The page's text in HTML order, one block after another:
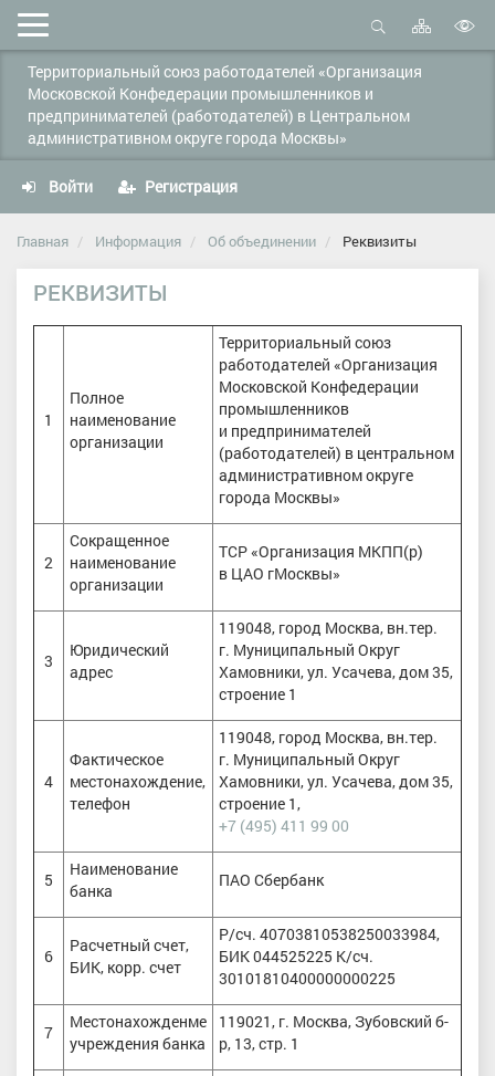
Мобильное
меню
Открыть
поиск
Карта
сайта
Территориальный союз работодателей «Организация
Московской Конфедерации промышленников и
предпринимателей (работодателей) в Центральном
административном округе города Москвы»
Войти Регистрация
Главная Информация Об объединении Реквизиты
РЕКВИЗИТЫ
1
Полное
наименование
организации
Территориальный союз
работодателей «Организация
Московской Конфедерации
промышленников
и предпринимателей
(работодателей) в центральном
административном округе
города Москвы»
2
Сокращенное
наименование
организации
ТСР «Организация МКПП(р)
в ЦАО гМосквы»
3
Юридический
адрес
119048, город Москва, вн.тер.
г. Муниципальный Округ
Хамовники, ул. Усачева, дом 35,
строение 1
4
Фактическое
местонахождение,
телефон
119048, город Москва, вн.тер.
г. Муниципальный Округ
Хамовники, ул. Усачева, дом 35,
строение 1,
+7 (495) 411 99 00
5
Наименование
банка
ПАО Сбербанк
6
Расчетный счет,
БИК, корр. счет
Р/сч. 40703810538250033984,
БИК 044525225 К/сч.
30101810400000000225
7
Местонахожденме
учреждения банка
119021, г. Москва, Зубовский б-
р, 13, стр. 1